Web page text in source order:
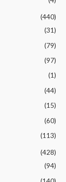
(440)
(31)
(79)
(97)
(1)
(44)
(15)
(60)
(113)
(428)
(94)